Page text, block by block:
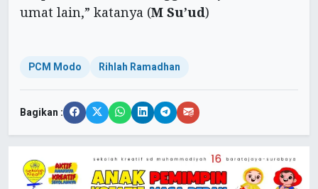
umat lain,” katanya (M Su’ud)
PCM Modo Rihlah Ramadhan
Bagikan :